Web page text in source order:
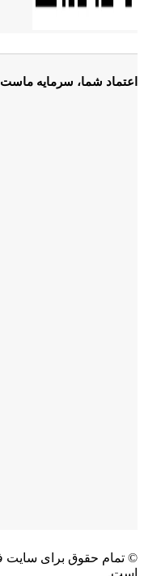
اعتماد شما، سرمایه ماست
©️ تمام حقوق برای
است.